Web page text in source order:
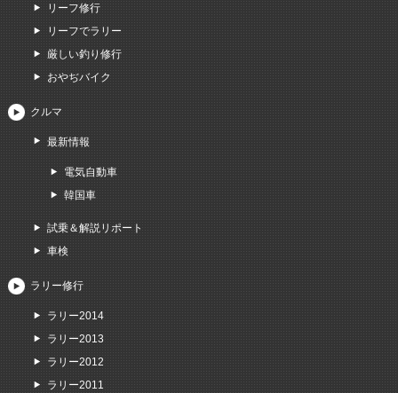
リーフ修行
リーフでラリー
厳しい釣り修行
おやぢバイク
クルマ
最新情報
電気自動車
韓国車
試乗＆解説リポート
車検
ラリー修行
ラリー2014
ラリー2013
ラリー2012
ラリー2011